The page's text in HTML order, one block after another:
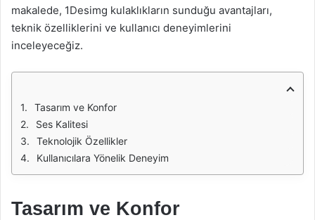
makalede, 1Desimg kulaklıkların sunduğu avantajları,
teknik özelliklerini ve kullanıcı deneyimlerini
inceleyeceğiz.
Tasarım ve Konfor
Ses Kalitesi
Teknolojik Özellikler
Kullanıcılara Yönelik Deneyim
Tasarım ve Konfor